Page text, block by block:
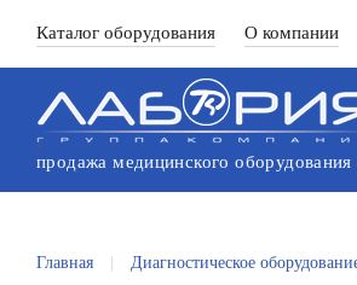
Каталог оборудования О компании
продажа медицинского оборудования
`
Главная Диагностическое